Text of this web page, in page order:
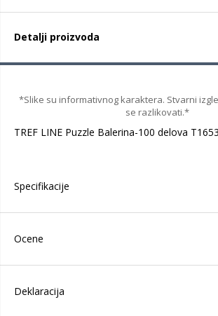
Detalji proizvoda
*Slike su informativnog karaktera. Stvarni
se razlikovati.*
TREF LINE Puzzle Balerina-100 delova
Specifikacije
Ocene
Deklaracija